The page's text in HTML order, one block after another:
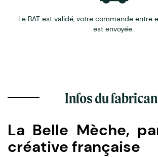
Le BAT est validé, votre commande entre
est envoyée.
Infos du
La Belle Mèche,
créative française